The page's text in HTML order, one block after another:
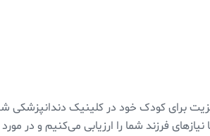
برای کودک خود در کلینیک دندانپزشکی
فرزند شما را ارزیابی می‌کنیم و در